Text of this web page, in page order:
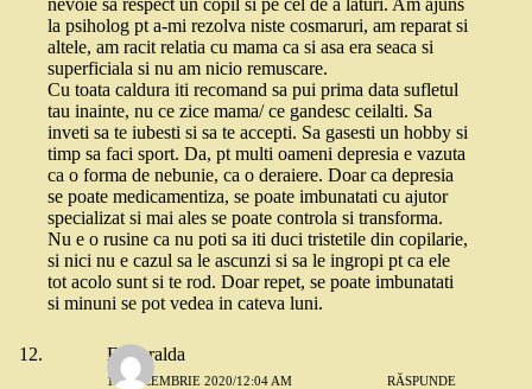
nevoie sa respect un copil si pe cel de a laturi. Am ajuns
la psiholog pt a-mi rezolva niste cosmaruri, am reparat si
altele, am racit relatia cu mama ca si asa era seaca si
superficiala si nu am nicio remuscare.
Cu toata caldura iti recomand sa pui prima data sufletul
tau inainte, nu ce zice mama/ ce gandesc ceilalti. Sa
inveti sa te iubesti si sa te accepti. Sa gasesti un hobby si
timp sa faci sport. Da, pt multi oameni depresia e vazuta
ca o forma de nebunie, ca o deraiere. Doar ca depresia
se poate medicamentiza, se poate imbunatati cu ajutor
specializat si mai ales se poate controla si transforma.
Nu e o rusine ca nu poti sa iti duci tristetile din copilarie,
si nici nu e cazul sa le ascunzi si sa le ingropi pt ca ele
tot acolo sunt si te rod. Doar repet, se poate imbunatati
si minuni se pot vedea in cateva luni.
Esmeralda
10 DECEMBRIE 2020/12:04 AM RĂSPUNDE